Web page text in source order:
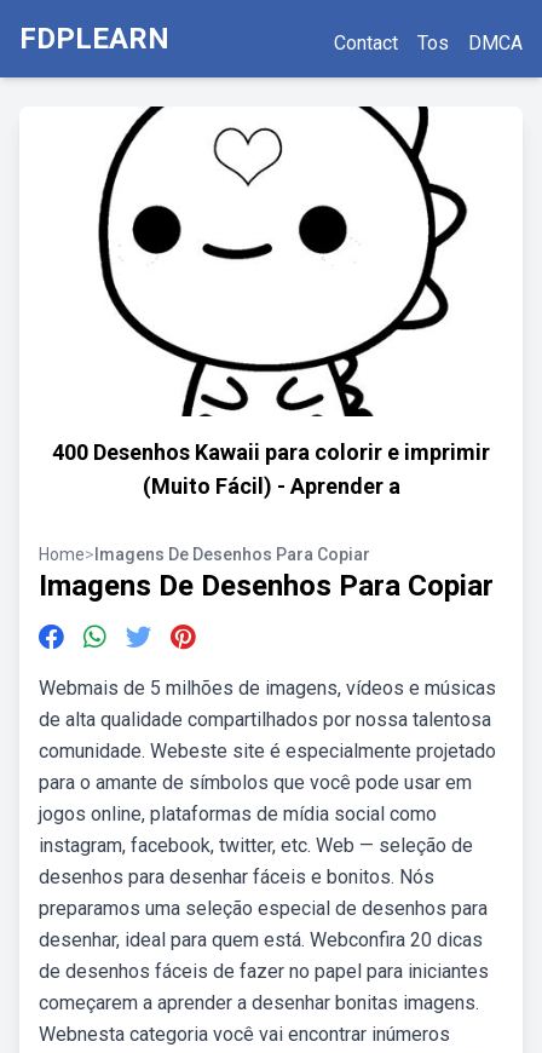
FDPLEARN Contact Tos DMCA
400 Desenhos Kawaii para colorir e imprimir
(Muito Fácil) - Aprender a
Home> Imagens De Desenhos Para Copiar
Imagens De Desenhos Para Copiar
Webmais de 5 milhões de imagens, vídeos e músicas
de alta qualidade compartilhados por nossa talentosa
comunidade. Webeste site é especialmente projetado
para o amante de símbolos que você pode usar em
jogos online, plataformas de mídia social como
instagram, facebook, twitter, etc. Web — seleção de
desenhos para desenhar fáceis e bonitos. Nós
preparamos uma seleção especial de desenhos para
desenhar, ideal para quem está. Webconfira 20 dicas
de desenhos fáceis de fazer no papel para iniciantes
começarem a aprender a desenhar bonitas imagens.
Webnesta categoria você vai encontrar inúmeros